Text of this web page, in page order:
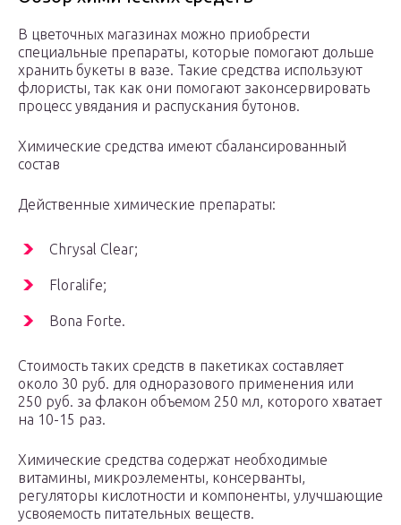
В цветочных магазинах можно приобрести
специальные препараты, которые помогают дольше
хранить букеты в вазе. Такие средства используют
флористы, так как они помогают законсервировать
процесс увядания и распускания бутонов.
Химические средства имеют сбалансированный
состав
Действенные химические препараты:
Chrysal Clear;
Floralife;
Bona Forte.
Стоимость таких средств в пакетиках составляет
около 30 руб. для одноразового применения или
250 руб. за флакон объемом 250 мл, которого хватает
на 10-15 раз.
Химические средства содержат необходимые
витамины, микроэлементы, консерванты,
регуляторы кислотности и компоненты, улучшающие
усвояемость питательных веществ.